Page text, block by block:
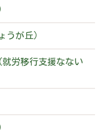
うが丘）
労移行支援なない